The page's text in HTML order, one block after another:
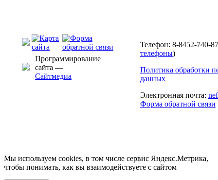
Программирование
сайта —
Сайтмедиа
Телефон: 8-8452-740-
телефоны)
Политика обработки
данных
Электронная почта:
Форма обратной связи
Мы используем cookies, в том числе сервис Яндекс.Метрика,
чтобы понимать, как вы взаимодействуете с сайтом